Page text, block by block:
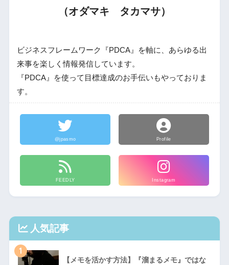
（オダマキ タカマサ）
ビジネスフレームワーク『PDCA』を軸に、あらゆる出
来事を楽しく情報発信しています。
『PDCA』を使って目標達成のお手伝いもやっておりま
す。
@jpasmo Profile
FEEDLY Instagram
人気記事
1
【メモを活かす方法】『溜まるメモ』ではな